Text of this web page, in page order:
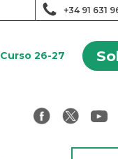
+34 91 631
Curso 26-27